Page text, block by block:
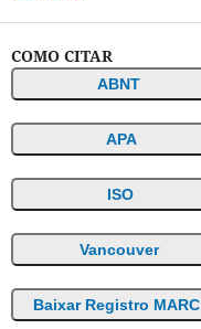
COMO CITAR
ABNT
APA
ISO
Vancouver
Baixar Registro MARC